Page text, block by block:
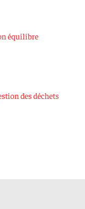
équilibre
des déchets